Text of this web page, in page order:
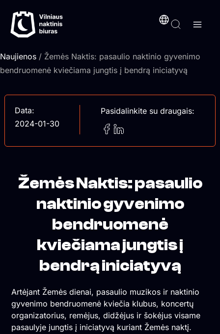
prie
turinio
Naujienos / Žemės Naktis: pasaulio naktinio gyvenimo
bendruomenė kviečiama jungtis į bendrą iniciatyvą
Data:
2024-01-30
Pasidalinkite su draugais:
Žemės Naktis: pasaulio
naktinio gyvenimo
bendruomenė
kviečiama jungtis į
bendrą iniciatyvą
Artėjant Žemės dienai, pasaulio muzikos ir naktinio
gyvenimo bendruomenė kviečia klubus, koncertų
organizatorius, remėjus, didžėjus ir šokėjus visame
pasaulyje jungtis į iniciatyvą kuriant Žemės naktį.